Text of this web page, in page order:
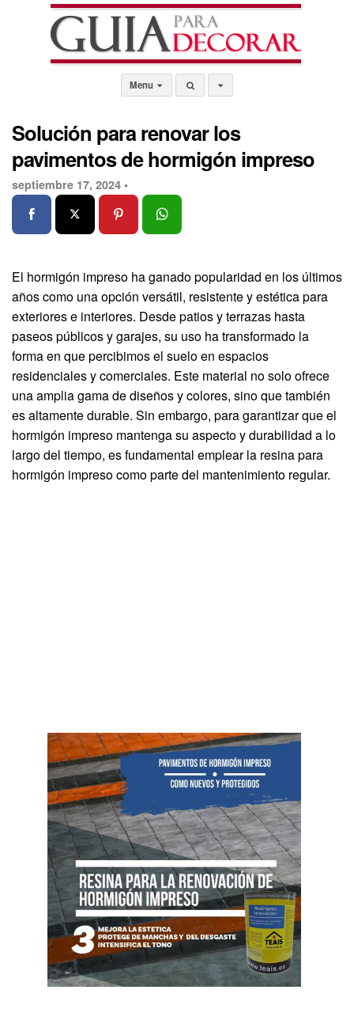
Menu
Solución para renovar los
pavimentos de hormigón impreso
septiembre 17, 2024 •
El hormigón impreso ha ganado popularidad en los últimos
años como una opción versátil, resistente y estética para
exteriores e interiores. Desde patios y terrazas hasta
paseos públicos y garajes, su uso ha transformado la
forma en que percibimos el suelo en espacios
residenciales y comerciales. Este material no solo ofrece
una amplia gama de diseños y colores, sino que también
es altamente durable. Sin embargo, para garantizar que el
hormigón impreso mantenga su aspecto y durabilidad a lo
largo del tiempo, es fundamental emplear la resina para
hormigón impreso como parte del mantenimiento regular.